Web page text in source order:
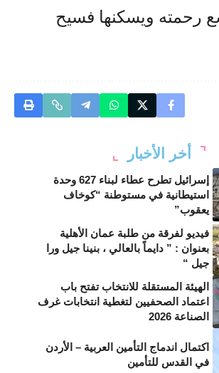
رحمته ويسكنها فسيح
أخر الأخبار
إسرائيل تطرح عطاء لبناء 627 وحدة
استيطانية في مستوطنة “كوخاف
يعقوب”
فيديو لفرقة من طلبة عمان الأهلية
بعنوان : ” دايماً بالعالي ، بنينا جيل ورا
جيل “
الهيئة المستقلة للانتخاب تفتح باب
اعتماد الصحفيين لتغطية انتخابات غرف
الصناعة 2026
اكتمال اندماج التأمين العربية – الأردن
في القدس للتأمين